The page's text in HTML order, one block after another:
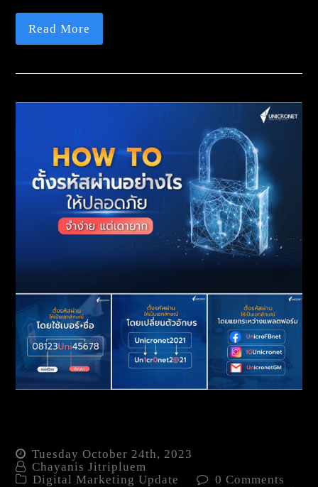
Read More
Tuesday October 24th, 2023
Chayanis Jitripluem
Digital Marketing Update
0 Comments